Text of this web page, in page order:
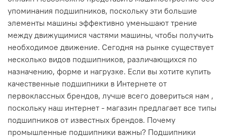
упоминания подшипников, поскольку эти большие
элементы машины эффективно уменьшают трение
между движущимися частями машины, чтобы получить
необходимое движение. Сегодня на рынке существует
несколько видов подшипников, различающихся по
назначению, форме и нагрузке. Если вы хотите купить
качественные подшипники в Интернете от
первоклассных брендов, лучше всего довериться нам ,
поскольку наш интернет - магазин предлагает все типы
подшипников от известных брендов. Почему
промышленные подшипники важны? Подшипники